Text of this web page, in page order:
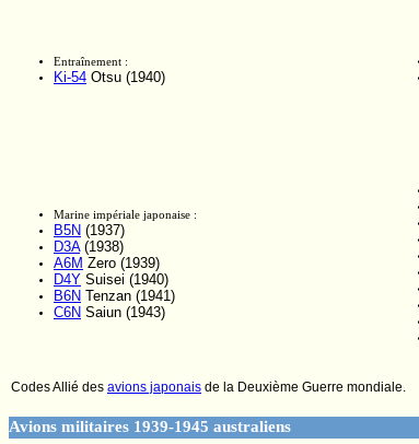
Entraînement :
Ki-54 Otsu (1940)
Marine impériale japonaise :
B5N (1937)
D3A(1938)
A6M Zero (1939)
D4Y Suisei (1940)
B6N Tenzan (1941)
C6N Saiun (1943)
Codes Allié des avions japonais de la Deuxième Guerre mondiale.
Avions militaires 1939-1945 australiens